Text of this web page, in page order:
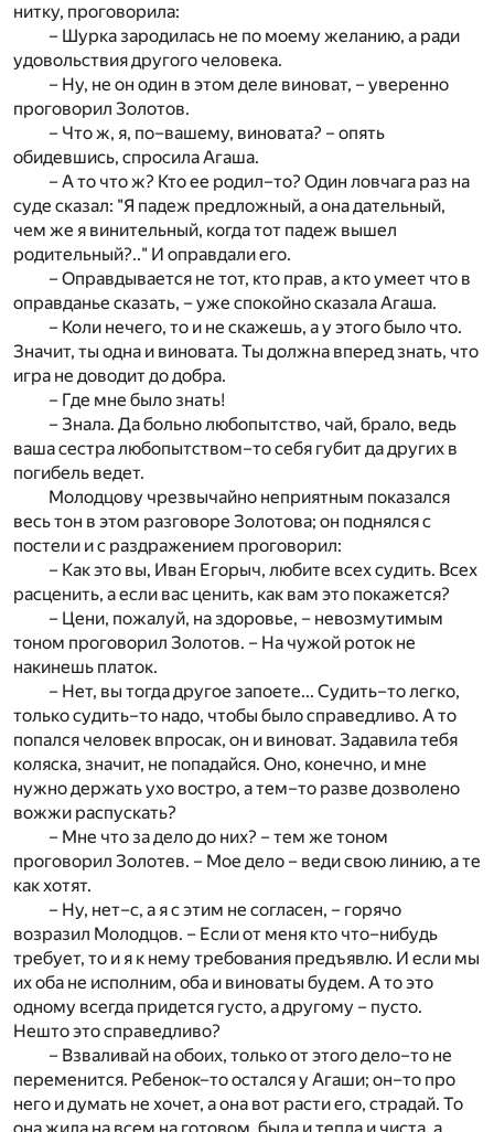
нитку, проговорила:
– Шурка зародилась не по моему желанию, а ради
удовольствия другого человека.
– Ну, не он один в этом деле виноват, – уверенно
проговорил Золотов.
– Что ж, я, по–вашему, виновата? – опять
обидевшись, спросила Агаша.
– А то что ж? Кто ее родил–то? Один ловчага раз на
суде сказал: "Я падеж предложный, а она дательный,
чем же я винительный, когда тот падеж вышел
родительный?.." И оправдали его.
– Оправдывается не тот, кто прав, а кто умеет что в
оправданье сказать, – уже спокойно сказала Агаша.
– Коли нечего, то и не скажешь, а у этого было что.
Значит, ты одна и виновата. Ты должна вперед знать, что
игра не доводит до добра.
– Где мне было знать!
– Знала. Да больно любопытство, чай, брало, ведь
ваша сестра любопытством–то себя губит да других в
погибель ведет.
Молодцову чрезвычайно неприятным показался
весь тон в этом разговоре Золотова; он поднялся с
постели и с раздражением проговорил:
– Как это вы, Иван Егорыч, любите всех судить. Всех
расценить, а если вас ценить, как вам это покажется?
– Цени, пожалуй, на здоровье, – невозмутимым
тоном проговорил Золотов. – На чужой роток не
накинешь платок.
– Нет, вы тогда другое запоете... Судить–то легко,
только судить–то надо, чтобы было справедливо. А то
попался человек впросак, он и виноват. Задавила тебя
коляска, значит, не попадайся. Оно, конечно, и мне
нужно держать ухо востро, а тем–то разве дозволено
вожжи распускать?
– Мне что за дело до них? – тем же тоном
проговорил Золотев. – Мое дело – веди свою линию, а те
как хотят.
– Ну, нет–с, а я с этим не согласен, – горячо
возразил Молодцов. – Если от меня кто что–нибудь
требует, то и я к нему требования предъявлю. И если мы
их оба не исполним, оба и виноваты будем. А то это
одному всегда придется густо, а другому – пусто.
Нешто это справедливо?
– Взваливай на обоих, только от этого дело–то не
переменится. Ребенок–то остался у Агаши; он–то про
него и думать не хочет, а она вот расти его, страдай. То